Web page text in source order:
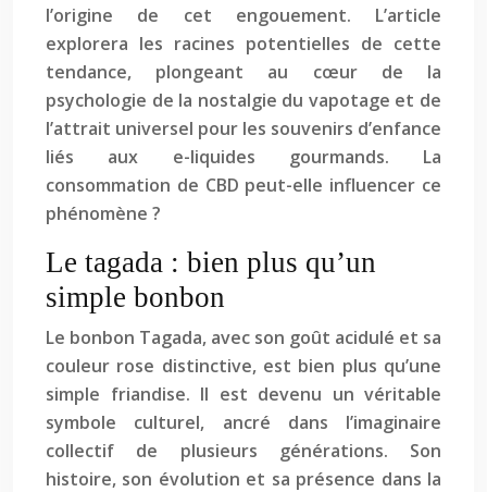
l’origine de cet engouement. L’article
explorera les racines potentielles de cette
tendance, plongeant au cœur de la
psychologie de la nostalgie du vapotage et de
l’attrait universel pour les souvenirs d’enfance
liés aux e-liquides gourmands. La
consommation de CBD peut-elle influencer ce
phénomène ?
Le tagada : bien plus qu’un
simple bonbon
Le bonbon Tagada, avec son goût acidulé et sa
couleur rose distinctive, est bien plus qu’une
simple friandise. Il est devenu un véritable
symbole culturel, ancré dans l’imaginaire
collectif de plusieurs générations. Son
histoire, son évolution et sa présence dans la